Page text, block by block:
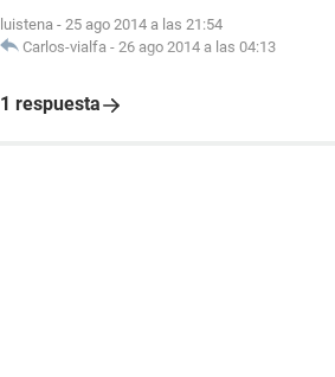
luistena - 25 ago 2014 a las 21:54
Carlos-vialfa - 26 ago 2014 a las 04:13
1 respuesta